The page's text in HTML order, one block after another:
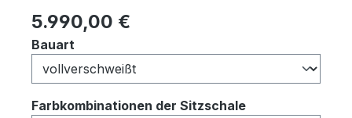
Regulärer Preis:
5.990,00 €
Bauart
Farbkombinationen der Sitzschaleauswählen